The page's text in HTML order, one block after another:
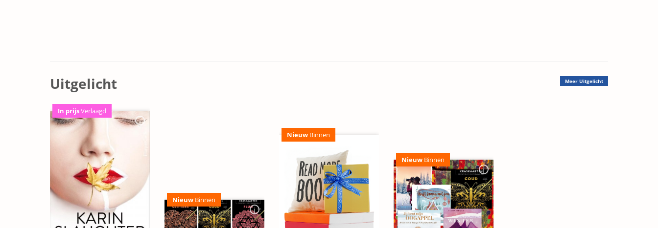
Uitgelicht Meer Uitgelicht
In prijsVerlaagd
Nieuw Binnen
Nieuw Binnen
Nieuw Binnen